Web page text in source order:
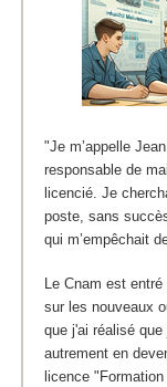
"Je m’appelle
responsable de
licencié. Je
poste, sans
qui m’empêchait
Le Cnam est
sur les nouveaux
que j'ai réalisé
autrement en
licence